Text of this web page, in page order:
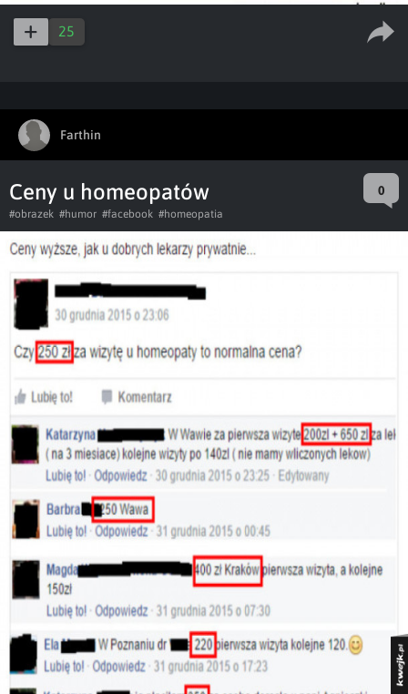
25
Farthin
Ceny u homeopatów 0
#obrazek #humor #facebook #homeopatia